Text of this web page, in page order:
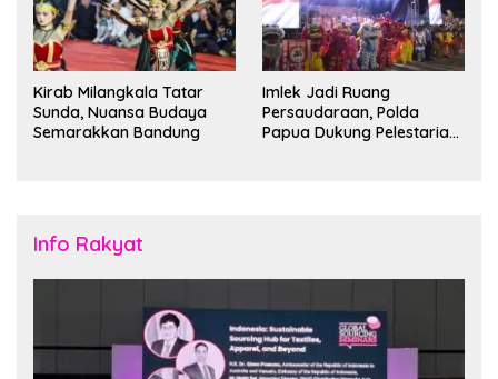
Kirab Milangkala Tatar
Sunda, Nuansa Budaya
Semarakkan Bandung
Imlek Jadi Ruang
Persaudaraan, Polda
Papua Dukung Pelestarian
Info Rakyat